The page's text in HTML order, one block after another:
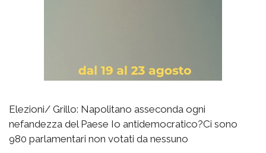
Elezioni/ Grillo: Napolitano asseconda ogni
nefandezza del Paese Io antidemocratico?Ci sono
980 parlamentari non votati da nessuno